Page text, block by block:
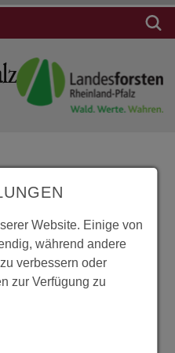
Lage
Banský
Studenec,
Website. Einige von
während andere
verbessern oder
zur Verfügung zu